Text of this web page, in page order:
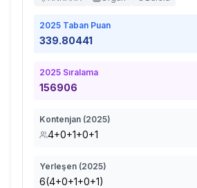
2025 Taban Puan
339.80441
2025 Sıralama
156906
Kontenjan (2025)
4+0+1+0+1
Yerleşen (2025)
6(4+0+1+0+1)